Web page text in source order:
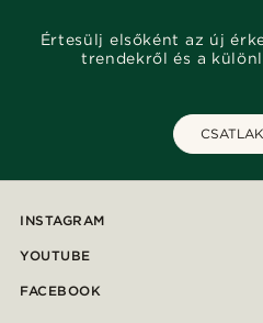
Értesülj elsőként az új
trendekről és a
INSTAGRAM
YOUTUBE
FACEBOOK